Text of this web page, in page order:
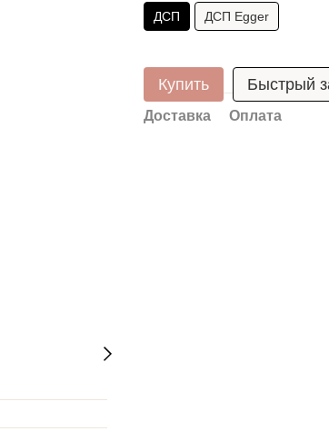
ДСП ДСП Egger
Купить Быстрый
Доставка Оплата